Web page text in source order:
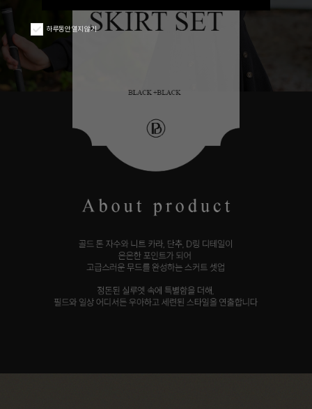
하루동안 열지 않기